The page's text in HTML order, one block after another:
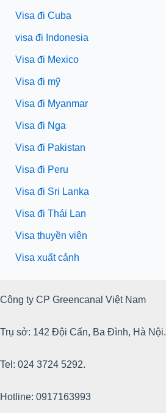
Visa đi Cuba
visa đi Indonesia
Visa đi Mexico
Visa đi mỹ
Visa đi Myanmar
Visa đi Nga
Visa đi Pakistan
Visa đi Peru
Visa đi Sri Lanka
Visa đi Thái Lan
Visa thuyền viên
Visa xuất cảnh
Công ty CP Greencanal Việt Nam
Trụ sở: 142 Đội Cấn, Ba Đình, Hà Nội.
Tel: 024 3724 5292.
Hotline: 0917163993